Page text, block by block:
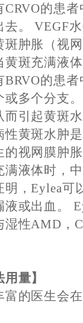
CRVO的患
去。 VEGF
斑肿胀（视
黄斑充满液
BRVO的患
或多个分支
而引起黄斑
性黄斑水肿
的视网膜肿
满液体时，
明，Eylea可
液或出血。
湿性AMD，
用量】
富的医生会